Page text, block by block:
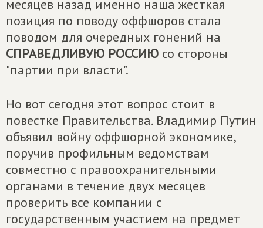
месяцев назад именно наша жесткая
позиция по поводу оффшоров стала
поводом для очередных гонений на
СПРАВЕДЛИВУЮ РОССИЮ со стороны
"партии при власти".
Но вот сегодня этот вопрос стоит в
повестке Правительства. Владимир Путин
объявил войну оффшорной экономике,
поручив профильным ведомствам
совместно с правоохранительными
органами в течение двух месяцев
проверить все компании с
государственным участием на предмет